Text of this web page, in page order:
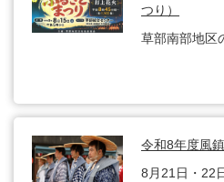
つり）
草部南部地区
令和8年度風
8月21日・22